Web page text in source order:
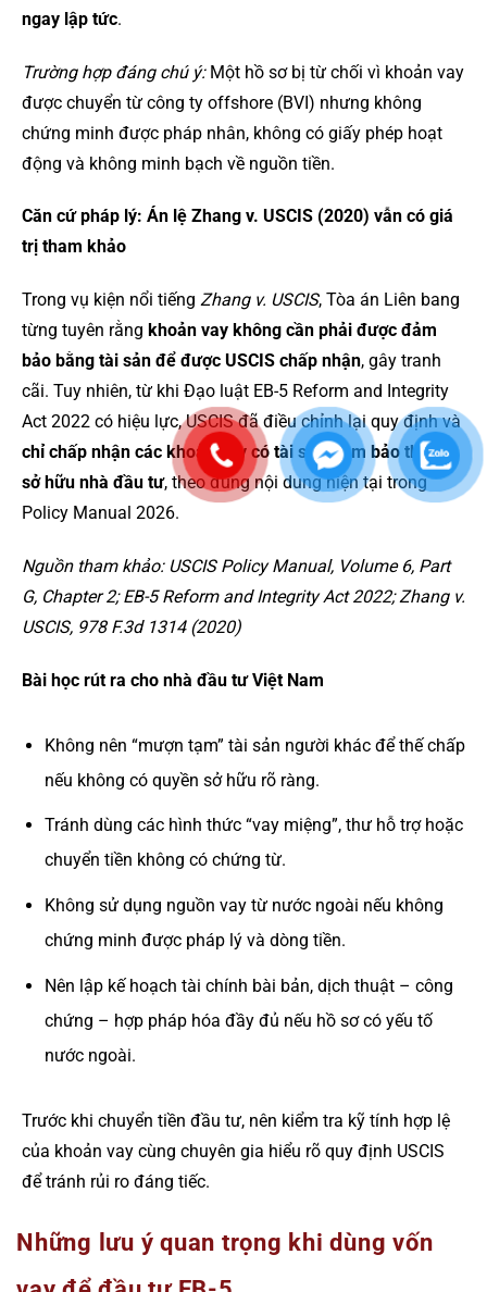
ngay lập tức.
Trường hợp đáng chú ý:Một hồ sơ bị từ chối vì khoản vay
được chuyển từ công ty offshore (BVI) nhưng không
chứng minh được pháp nhân, không có giấy phép hoạt
động và không minh bạch về nguồn tiền.
Căn cứ pháp lý: Án lệ Zhang v. USCIS (2020) vẫn có giá
trị tham khảo
Trong vụ kiện nổi tiếng Zhang v. USCIS, Tòa án Liên bang
từng tuyên rằng khoản vay không cần phải được đảm
bảo bằng tài sản để được USCIS chấp nhận, gây tranh
cãi. Tuy nhiên, từ khi Đạo luật EB-5 Reform and Integrity
Act 2022 có hiệu lực, USCIS đã điều chỉnh lại quy định và
chỉ chấp nhận các khoản vay có tài sản đảm bảo thuộc
sở hữu nhà đầu tư, theo đúng nội dung hiện tại trong
Policy Manual 2026.
Nguồn tham khảo: USCIS Policy Manual, Volume 6, Part
G, Chapter 2; EB-5 Reform and Integrity Act 2022; Zhang v.
USCIS, 978 F.3d 1314 (2020)
Bài học rút ra cho nhà đầu tư Việt Nam
Không nên “mượn tạm” tài sản người khác để thế chấp
nếu không có quyền sở hữu rõ ràng.
Tránh dùng các hình thức “vay miệng”, thư hỗ trợ hoặc
chuyển tiền không có chứng từ.
Không sử dụng nguồn vay từ nước ngoài nếu không
chứng minh được pháp lý và dòng tiền.
Nên lập kế hoạch tài chính bài bản, dịch thuật – công
chứng – hợp pháp hóa đầy đủ nếu hồ sơ có yếu tố
nước ngoài.
Trước khi chuyển tiền đầu tư, nên kiểm tra kỹ tính hợp lệ
của khoản vay cùng chuyên gia hiểu rõ quy định USCIS
để tránh rủi ro đáng tiếc.
Những lưu ý quan trọng khi dùng vốn